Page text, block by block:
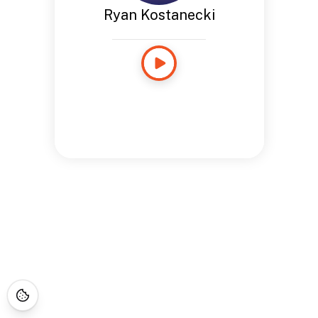
Ryan Kostanecki